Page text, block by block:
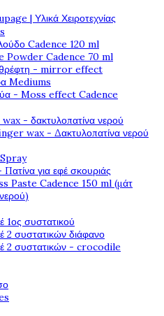
| Υλικά Χειροτεχνίας
Cadence 120 ml
Powder Cadence 70 ml
- mirror effect
Mediums
- Moss effect Cadence
- δακτυλοπατίνα νερού
wax - Δακτυλοπατίνα νερού
για εφέ σκουριάς
Paste Cadence 150 ml (μάτ
1ος συστατικού
2 συστατικών διάφανο
2 συστατικών - crocodile